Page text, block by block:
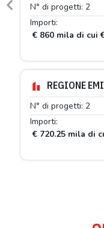
N° di progetti: 2
Importi:
€ 860 mila di cui
REGIONE
N° di progetti: 2
Importi:
€ 720.25 mila di
Previous